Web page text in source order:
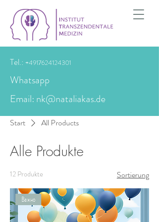
Tel.: +4917624124301
Whatsapp
Email: nk@nataliakas.de
Start All Products
Alle Produkte
12 Produkte Sortierung
Важно